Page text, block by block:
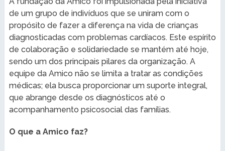
de um grupo de indivíduos que se uniram com o
propósito de fazer a diferença na vida de crianças
diagnosticadas com problemas cardíacos. Este espírito
de colaboração e solidariedade se mantém até hoje,
sendo um dos principais pilares da organização. A
equipe da Amico não se limita a tratar as condições
médicas; ela busca proporcionar um suporte integral,
que abrange desde os diagnósticos até o
acompanhamento psicosocial das famílias.
O que a Amico faz?